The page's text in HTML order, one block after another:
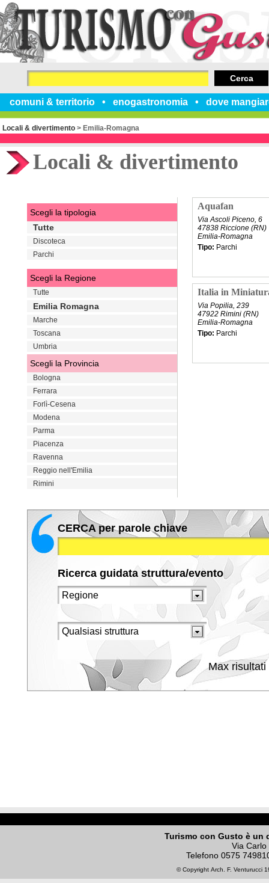
comuni & territorio enogastronomia dove
Cerca
Locali & divertimento > Emilia-Romagna
Locali & divertimento
Aquafan
Via Ascoli Piceno, 6
47838 Riccione (RN)
Emilia-Romagna
Tipo: Parchi
Italia in
Via Popilia, 239
47922 Rimini (RN)
Emilia-Romagna
Tipo: Parchi
Scegli la tipologia
Tutte
Discoteca
Parchi
Scegli la Regione
Tutte
Emilia Romagna
Marche
Toscana
Umbria
Scegli la Provincia
Bologna
Ferrara
Forlì-Cesena
Modena
Parma
Piacenza
Ravenna
Reggio nell'Emilia
Rimini
CERCA per parole chiave
Ricerca guidata struttura/evento
Max risultati
Turismo con Gusto è un
Via
Telefono 0575
© Copyright Arch. F. Venturucci